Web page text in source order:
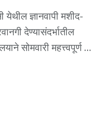
येथील ज्ञानवापी मशीद-
देण्यासंदर्भातील
सोमवारी महत्त्वपूर्ण ...